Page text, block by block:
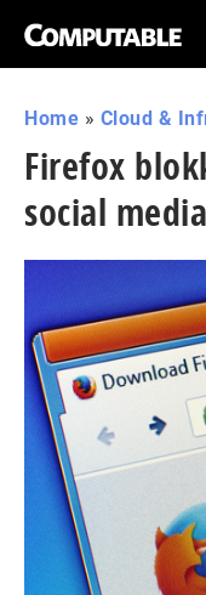
Home » Cloud &
Firefox
social